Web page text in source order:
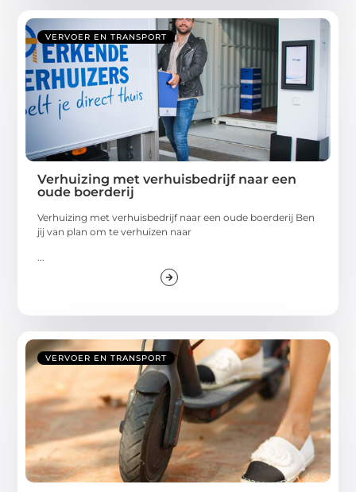
VERVOER EN TRANSPORT
Verhuizing met verhuisbedrijf naar een
oude boerderij
Verhuizing met verhuisbedrijf naar een oude boerderij Ben
jij van plan om te verhuizen naar
...
VERVOER EN TRANSPORT